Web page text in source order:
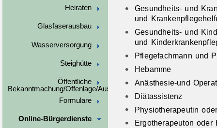
Heiraten
Glasfaserausbau
Wasserversorgung
Steighütte
Öffentliche
Bekanntmachung/Offenlage/Ausschreibungen
Formulare
Online-Bürgerdienste
Gesundheits- und
und
Gesundheits- und
und
Pflegefachmann und
Hebamme
Anästhesie-und
Diätassistenz
Physiotherapeutin
Ergotherapeuton oder